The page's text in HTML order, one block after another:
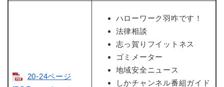
20-24ページ
ハローワーク羽咋です！
法律相談
志っ賀りフイットネス
ゴミメーター
地域安全ニュース
しかチャンネル番組ガイド